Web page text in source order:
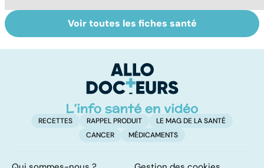
Tout savoir sur
les infections
Inflammation des
amygdales : que
d'angine ?
Voir toutes les fiches santé
RECETTES RAPPEL PRODUIT
LE MAG DE LA SANTÉ
CANCER
MÉDICAMENTS